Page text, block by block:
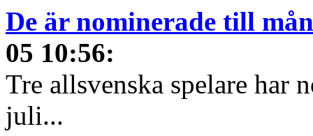
De är nominerade till
05 10:56:
Tre allsvenska spelare har
juli...